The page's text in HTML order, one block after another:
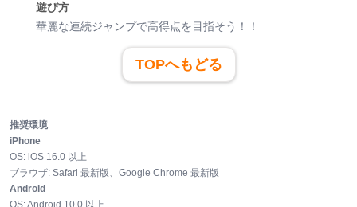
遊び方
華麗な連続ジャンプで高得点を目指そう！！
TOPへもどる
推奨環境
iPhone
OS: iOS 16.0 以上
ブラウザ: Safari 最新版、Google Chrome 最新版
Android
OS:Android 10.0 以上